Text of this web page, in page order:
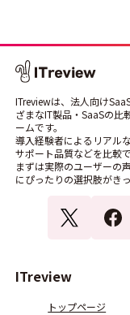
ITreviewは、法人向け
ざまなIT製品・SaaSの比
ームです。
導入経験者によるリアル
サポート品質などを比較で
まずは実際のユーザーの
にぴったりの選択肢がき
ITreview
トップページ